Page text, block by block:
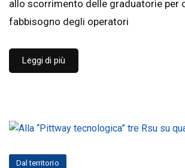
allo scorrimento delle graduatorie per
fabbisogno degli operatori
Leggi di più
Dal territorio